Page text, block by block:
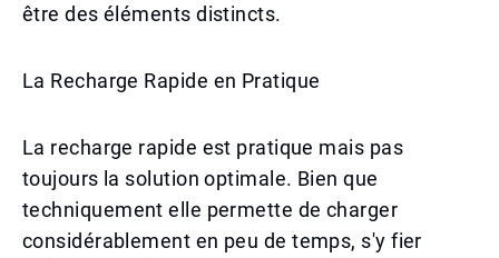
être des éléments distincts.
La Recharge Rapide en Pratique
La recharge rapide est pratique mais pas
toujours la solution optimale. Bien que
techniquement elle permette de charger
considérablement en peu de temps, s'y fier